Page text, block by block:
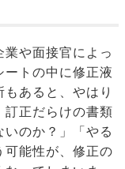
や面接官によっ
ートの中に修正液
あると、やはり
訂正だらけの書類
のか？」「やる
可能性が、修正の